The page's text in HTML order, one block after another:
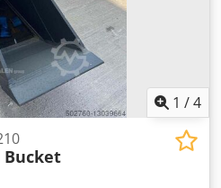
1 /4
Bucket